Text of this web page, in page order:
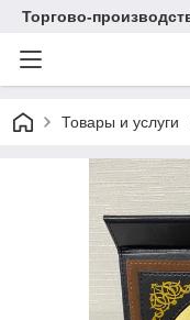
Торгово-
Товары и услуги